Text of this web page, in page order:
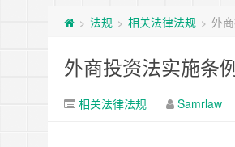
> 法规 > 相关法律法规 > 外
外商投资法实施条
相关法律法规 Samrlaw